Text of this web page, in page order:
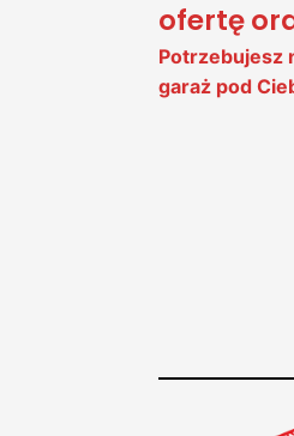
ofertę
Potrzebujesz
garaż pod